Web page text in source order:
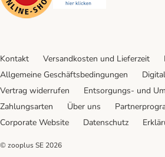
Kontakt Versandkosten und Lieferzeit
Allgemeine Geschäftsbedingungen
Vertrag widerrufen
Entsorgungs- und
Zahlungsarten
Über uns
Corporate Website
Datenschutz
© zooplus SE 2026